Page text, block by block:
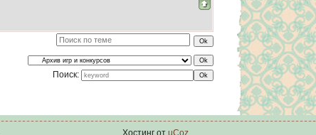
Поиск:
Хостинг от uCoz